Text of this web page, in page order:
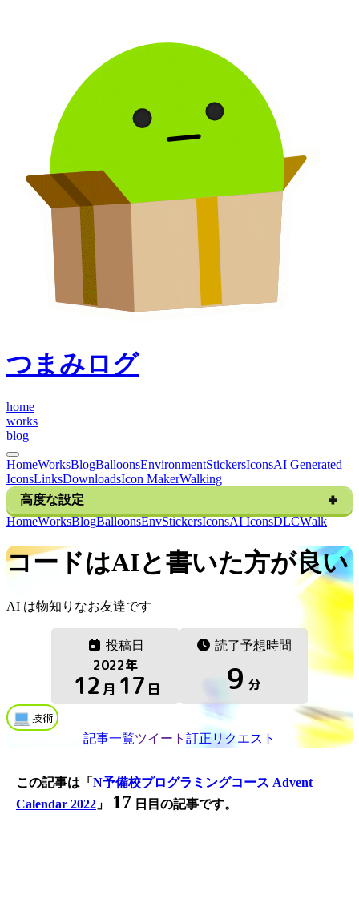
つまみログ
home
works
blog
HomeWorksBlogBalloonsEnvironmentStickersIconsAI Generated
IconsLinksDownloadsIcon MakerWalking
高度な設定
HomeWorksBlogBalloonsEnvStickersIconsAI IconsDLCWalk
コードはAIと書いた方が良い
AI は物知りなお友達です
投稿日
2022年
12 月 17 日
読了予想時間
9 分
技術
記事一覧ツイート 訂正リクエスト
この記事は 「 N予備校プログラミングコース Advent
Calendar 2022 」 17 日目の記事です。